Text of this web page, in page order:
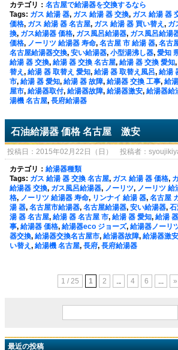
カテゴリ： 名古屋で給湯器を交換するなら
Tags: ガス 給湯 器, ガス 給湯 器 交換, ガス 給湯 器
価格, ガス 給湯 器 名古屋, ガス 給湯 器 買い替え , ガ
換, ガス給湯器 価格, ガス風呂給湯器, ガス風呂給湯
価格, ノーリツ 給湯器 寿命, 名古屋 市 給湯 器, 名古
名古屋給湯器交換, 安い給湯器, 小型湯沸し器, 愛知
給湯 器 交換, 給湯 器 交換 名古屋, 給湯 器 交換 愛知,
替え , 給湯 器 取替え 愛知, 給湯 器 取替え風呂, 給湯
市, 給湯 器 愛知, 給湯 器 故障, 給湯器 交換 工事, 給
屋市, 給湯器取付, 給湯器故障, 給湯器激安, 給湯器給
湯機 名古屋, 長府給湯器
石油給湯器 価格 名古屋 激安
投稿日：2015年02月22日（日） 投稿者：
カテゴリ： 給湯器種類
Tags: ガス 給湯 器 交換 名古屋, ガス 給湯 器 価格,
給湯器 交換, ガス風呂給湯器, ノーリツ, ノーリツ 給
格, ノーリツ 給湯器 寿命, リンナイ 給湯 器, 名古屋
湯 器, 名古屋市給湯器, 名古屋給湯器, 安い給湯器,
湯 器 名古屋, 給湯 器 名古屋 市, 給湯 器 愛知, 給湯
事, 給湯器 価格, 給湯器eco ジョーズ, 給湯器ノーリ
器交換, 給湯器交換名古屋市, 給湯器故障, 給湯器激安
い替え , 給湯機 名古屋, 長府, 長府給湯器
1 / 25 1 2 ... 4 6 ... »
最近の投稿